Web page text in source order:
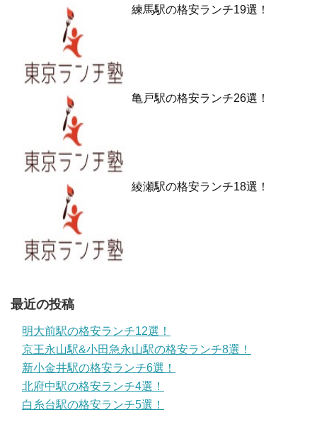
練馬駅の格安ランチ19選！
亀戸駅の格安ランチ26選！
綾瀬駅の格安ランチ18選！
最近の投稿
明大前駅の格安ランチ12選！
京王永山駅&小田急永山駅の格安ランチ8選！
新小金井駅の格安ランチ6選！
北府中駅の格安ランチ4選！
白糸台駅の格安ランチ5選！